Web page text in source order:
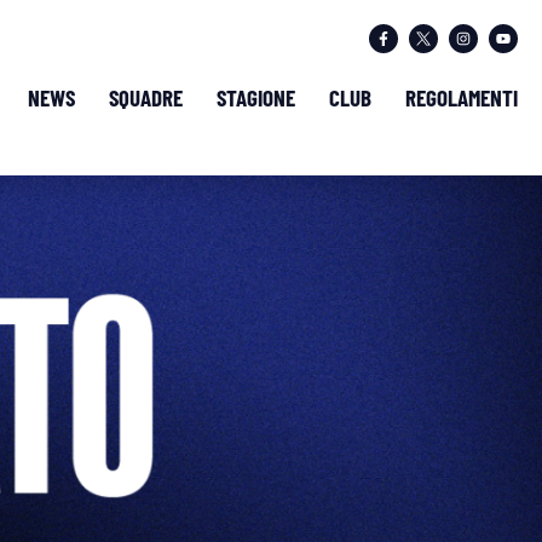
NEWS SQUADRE STAGIONE CLUB REGOLAMENTI